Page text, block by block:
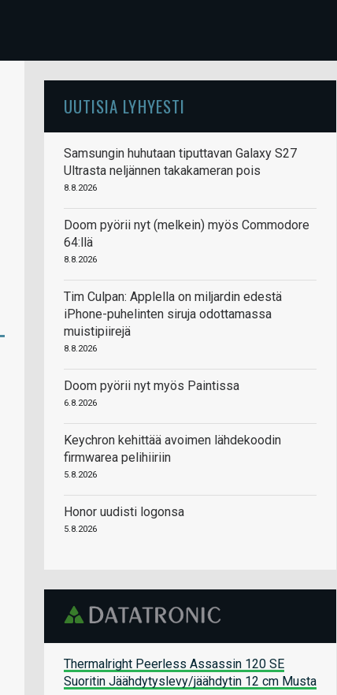
UUTISIA LYHYESTI
Samsungin huhutaan tiputtavan Galaxy S27
Ultrasta neljännen takakameran pois
8.8.2026
Doom pyörii nyt (melkein) myös Commodore
64:llä
8.8.2026
Tim Culpan: Applella on miljardin edestä
iPhone-puhelinten siruja odottamassa
muistipiirejä
8.8.2026
Doom pyörii nyt myös Paintissa
6.8.2026
Keychron kehittää avoimen lähdekoodin
firmwarea pelihiiriin
5.8.2026
Honor uudisti logonsa
5.8.2026
Thermalright Peerless Assassin 120 SE
Suoritin Jäähdytyslevy/jäähdytin 12 cm Musta